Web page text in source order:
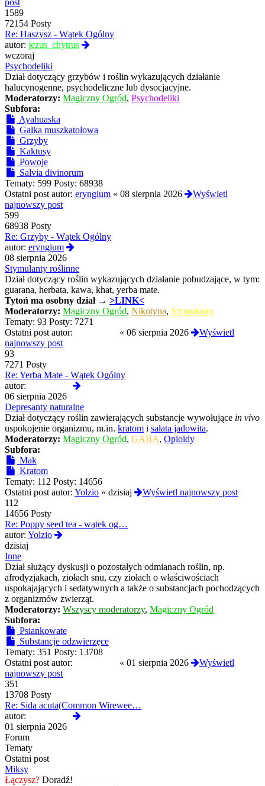
post
1589
72154 Posty
Re: Haszysz - Wątek Ogólny
autor: jezus_chytrus
wczoraj
Psychodeliki
Dział dotyczący grzybów i roślin wykazujących działanie
halucynogenne, psychodeliczne lub dysocjacyjne.
Moderatorzy: Magiczny Ogród, Psychodeliki
Subfora:
Ayahuaska
Gałka muszkatołowa
Grzyby
Kaktusy
Powoje
Salvia divinorum
Tematy: 599 Posty: 68938
Ostatni post autor: eryngium « 08 sierpnia 2026
Wyświetl
najnowszy post
599
68938 Posty
Re: Grzyby - Wątek Ogólny
autor: eryngium
post
08 sierpnia 2026
Stymulanty roślinne
Dział dotyczący roślin wykazujących działanie pobudzające, w tym:
guarana, herbata, kawa, khat, yerba mate.
Tytoń ma osobny dział → >LINK<
Moderatorzy: Magiczny Ogród, Nikotyna, Stymulanty
Tematy: 93 Posty: 7271
Ostatni post autor:
« 06 sierpnia 2026
Wyświetl
najnowszy post
93
7271 Posty
Re: Yerba Mate - Wątek Ogólny
autor:
post
06 sierpnia 2026
Depresanty naturalne
Dział dotyczący roślin zawierających substancje wywołujące in vivo
uspokojenie organizmu, m.in. kratom i sałata jadowita.
Moderatorzy: Magiczny Ogród, GABA, Opioidy
Subfora:
Mak
Kratom
Tematy: 112 Posty: 14656
Ostatni post autor: Yolzio « dzisiaj
Wyświetl najnowszy post
112
14656 Posty
Re: Poppy seed tea - wątek og…
autor: Yolzio
dzisiaj
Inne
Dział służący dyskusji o pozostałych odmianach roślin, np.
afrodyzjakach, ziołach snu, czy ziołach o właściwościach
uspokajających i sedatywnych a także o substancjach pochodzących
z organizmów zwierząt.
Moderatorzy: Wszyscy moderatorzy, Magiczny Ogród
Subfora:
Psiankowate
Substancje odzwierzęce
Tematy: 351 Posty: 13708
Ostatni post autor:
« 01 sierpnia 2026
Wyświetl
najnowszy post
351
13708 Posty
Re: Sida acuta(Common Wirewee…
autor:
01 sierpnia 2026
Forum
Tematy
Ostatni post
Miksy
Łączysz? Doradź!